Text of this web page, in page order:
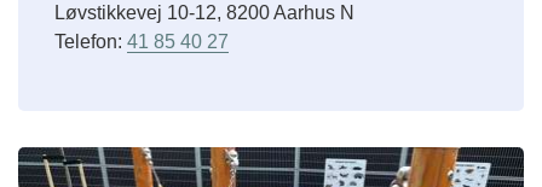
Løvstikkevej 10-12, 8200 Aarhus N
Telefon: 41 85 40 27